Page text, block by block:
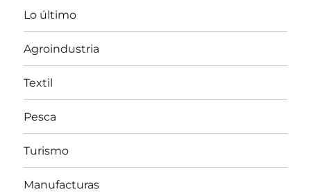
Lo último
Agroindustria
Textil
Pesca
Turismo
Manufacturas